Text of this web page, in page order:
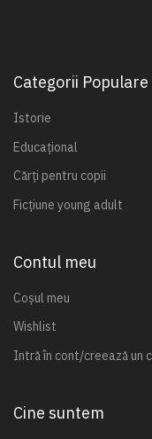
Categorii Populare
Istorie
Educațional
Cărți pentru copii
Ficțiune young adult
Contul meu
Coșul meu
Wishlist
Intră în cont/creează un
Cine suntem